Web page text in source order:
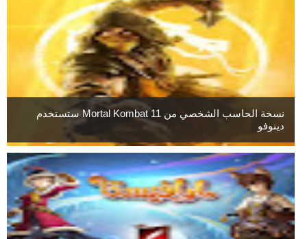
نسخة الحاسب الشخصي من Mortal Kombat 11 ستستخدم
دينوفو